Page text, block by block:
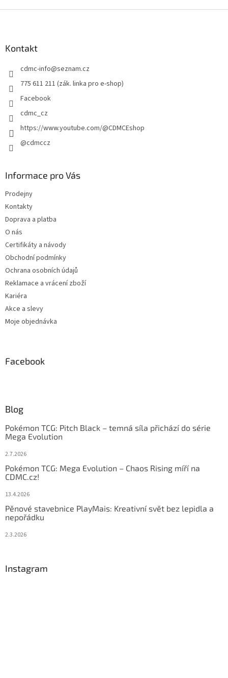
Kontakt
cdmc-info@seznam.cz
775 611 211 (zák. linka pro e-shop)
Facebook
cdmc_cz
https://www.youtube.com/@CDMCEshop
@cdmccz
Informace pro Vás
Prodejny
Kontakty
Doprava a platba
O nás
Certifikáty a návody
Obchodní podmínky
Ochrana osobních údajů
Reklamace a vrácení zboží
Kariéra
Akce a slevy
Moje objednávka
Facebook
Blog
Pokémon TCG: Pitch Black – temná síla přichází do série
Mega Evolution
2.7.2026
Pokémon TCG: Mega Evolution – Chaos Rising míří na
CDMC.cz!
13.4.2026
Pěnové stavebnice PlayMais: Kreativní svět bez lepidla a
nepořádku
2.3.2026
Instagram